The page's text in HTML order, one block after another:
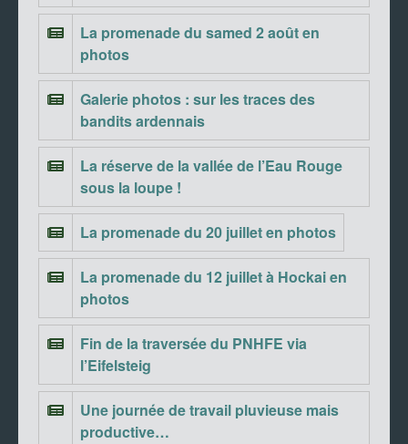
La promenade du samed 2 août en
photos
Galerie photos : sur les traces des
bandits ardennais
La réserve de la vallée de l’Eau Rouge
sous la loupe !
La promenade du 20 juillet en photos
La promenade du 12 juillet à Hockai en
photos
Fin de la traversée du PNHFE via
l’Eifelsteig
Une journée de travail pluvieuse mais
productive…